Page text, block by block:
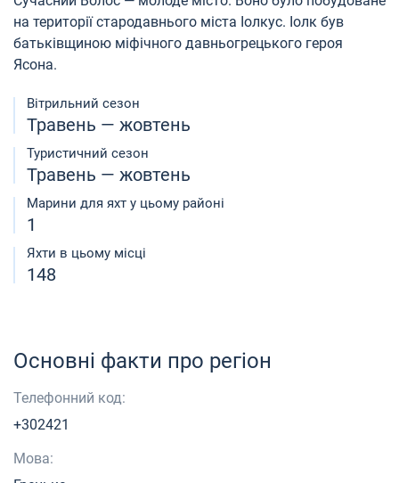
на території стародавнього міста Іолкус. Іолк був
батьківщиною міфічного давньогрецького героя
Ясона.
Вітрильний сезон
Травень — жовтень
Туристичний сезон
Травень — жовтень
Марини для яхт у цьому районі
1
Яхти в цьому місці
148
Основні факти про регіон
Телефонний код:
+302421
Мова: